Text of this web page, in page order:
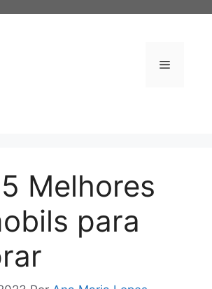
Menu
Melhores
para